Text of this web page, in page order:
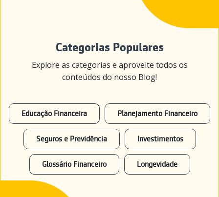
Categorias Populares
Explore as categorias e aproveite todos os
conteúdos do nosso Blog!
Educação Financeira Planejamento Financeiro
Seguros e Previdência Investimentos
Glossário Financeiro Longevidade